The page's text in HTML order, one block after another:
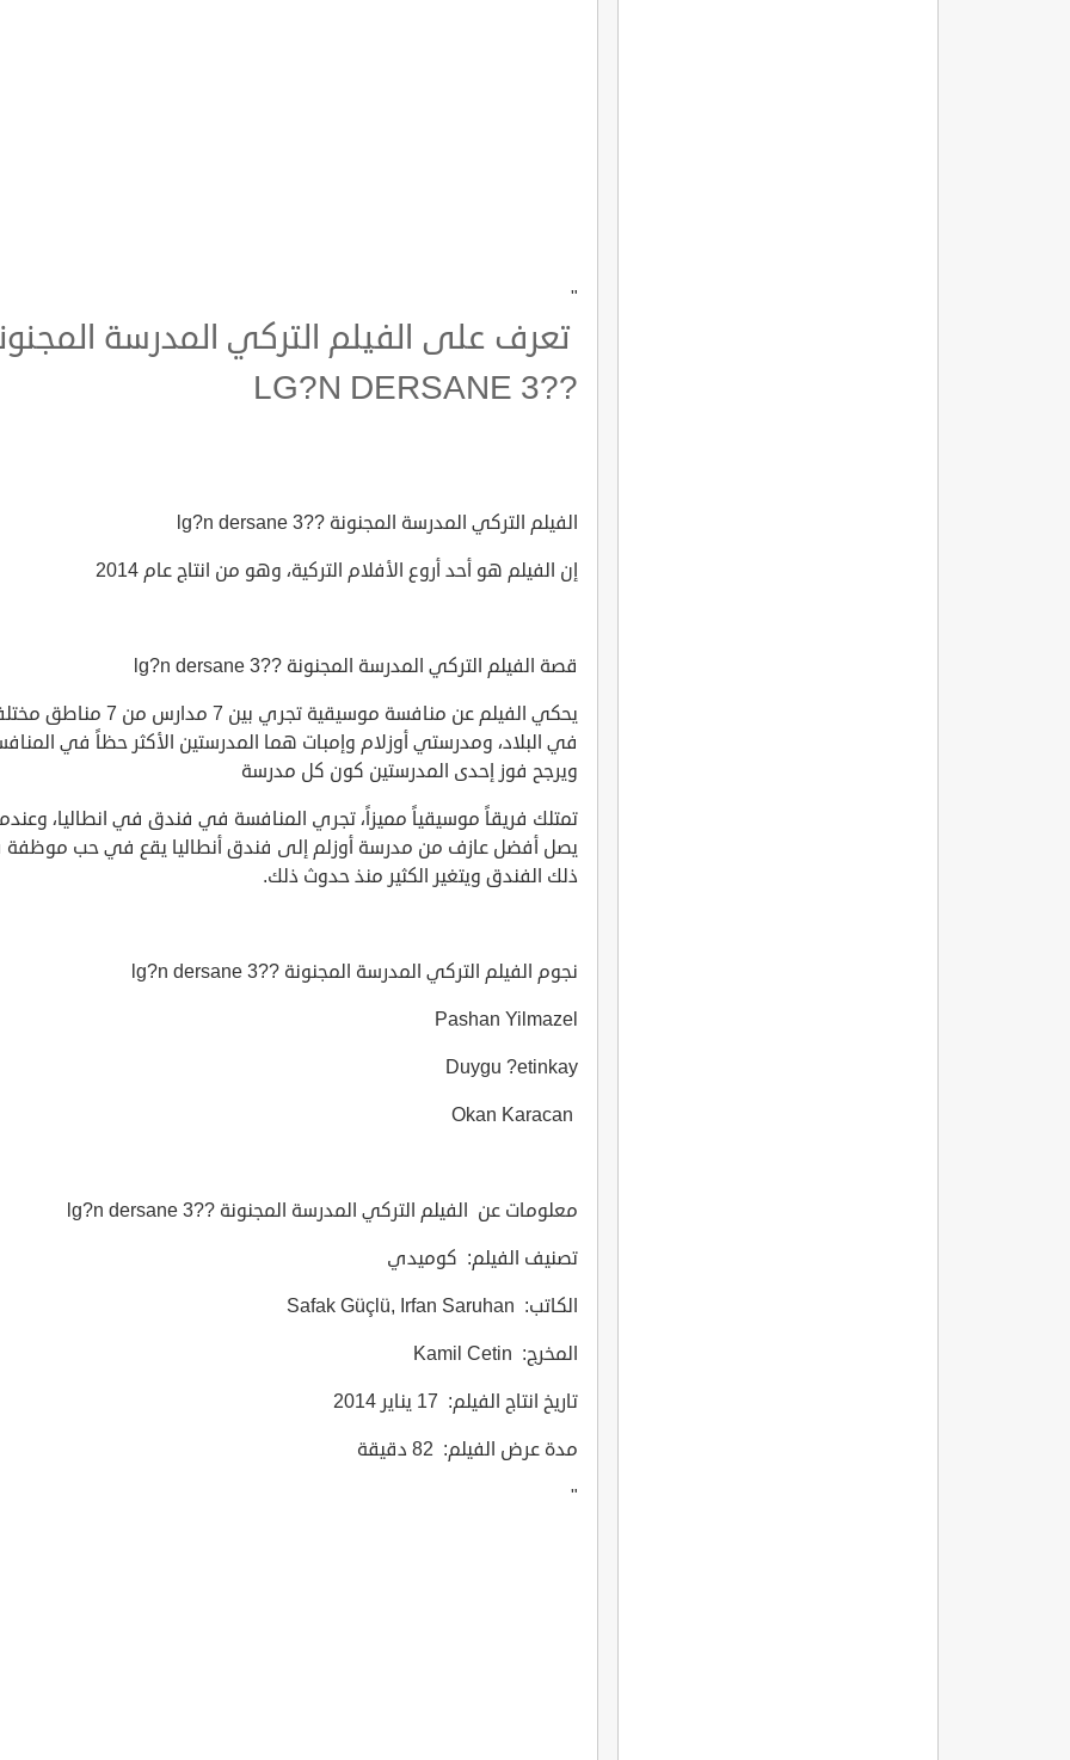
"
تعرف على الفيلم التركي المدرسة
??LG?N DERSANE 3
الفيلم التركي المدرسة المجنونة ??lg?n dersane 3
إن الفيلم هو أحد أروع الأفلام التركية، وهو من انتاج عام 2014
قصة الفيلم التركي المدرسة المجنونة ??lg?n dersane 3
يحكي الفيلم عن منافسة موسيقية تجري بين 7 مدارس من 7
في البلاد، ومدرستي أوزلام وإمبات هما المدرستين الأكثر حظاً في
ويرجح فوز إحدى المدرستين كون كل مدرسة
تمتلك فريقاً موسيقياً مميزاً، تجري المنافسة في فندق في انطاليا،
يصل أفضل عازف من مدرسة أوزلم إلى فندق أنطاليا يقع في حب
ذلك الفندق ويتغير الكثير منذ حدوث ذلك.
نجوم الفيلم التركي المدرسة المجنونة ??lg?n dersane 3
Pashan Yilmazel
Duygu ?etinkay
معلومات عن الفيلم التركي المدرسة المجنونة ??lg?n dersane 3
تصنيف الفيلم: كوميدي
الكاتب: Safak Güçlü, Irfan Saruhan
المخرج: Kamil Cetin
تاريخ انتاج الفيلم: 17 يناير 2014
مدة عرض الفيلم: 82 دقيقة
"